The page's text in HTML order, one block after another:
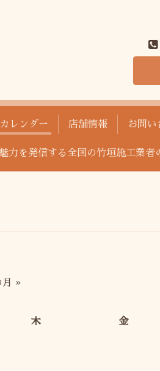
カレンダー 店舗情報 お問い
力を発信する全国の竹垣施工業者
月 »
木 金